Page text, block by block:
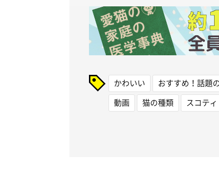
かわいい
おすすめ！話題
動画
猫の種類 スコテ